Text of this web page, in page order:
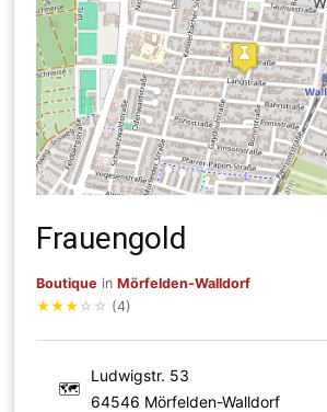
Frauengold
Boutique inMörfelden-Walldorf
★★★ ☆ ☆ (4)
🗺
Ludwigstr. 53
64546 Mörfelden-Walldorf